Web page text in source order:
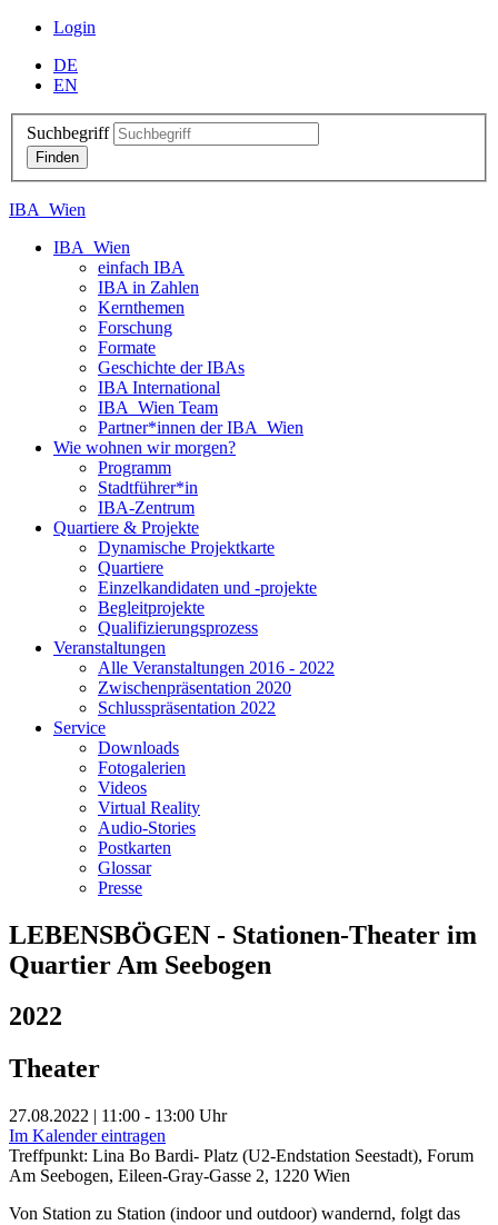
Login
DE
EN
Suchbegriff
IBA_Wien
IBA_Wien
einfach IBA
IBA in Zahlen
Kernthemen
Forschung
Formate
Geschichte der IBAs
IBA International
IBA_Wien Team
Partner*innen der IBA_Wien
Wie wohnen wir morgen?
Programm
Stadtführer*in
IBA-Zentrum
Quartiere & Projekte
Dynamische Projektkarte
Quartiere
Einzelkandidaten und -projekte
Begleitprojekte
Qualifizierungsprozess
Veranstaltungen
Alle Veranstaltungen 2016 - 2022
Zwischenpräsentation 2020
Schlusspräsentation 2022
Service
Downloads
Fotogalerien
Videos
Virtual Reality
Audio-Stories
Postkarten
Glossar
Presse
LEBENSBÖGEN - Stationen-Theater im
Quartier Am Seebogen
2022
Theater
27.08.2022 | 11:00 - 13:00 Uhr
Im Kalender eintragen
Treffpunkt: Lina Bo Bardi- Platz (U2-Endstation Seestadt), Forum
Am Seebogen, Eileen-Gray-Gasse 2, 1220 Wien
Von Station zu Station (indoor und outdoor) wandernd, folgt das